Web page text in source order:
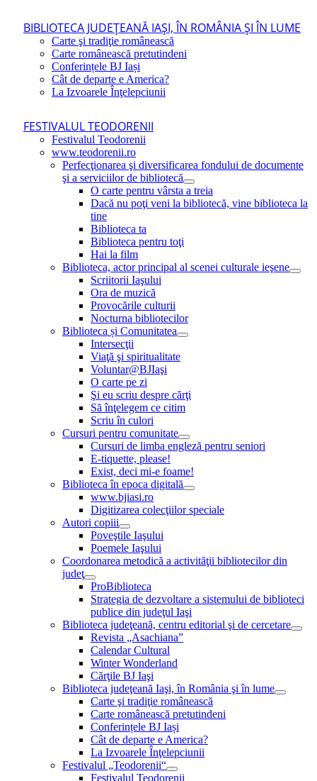
BIBLIOTECA JUDEŢEANĂ IAŞI, ÎN ROMÂNIA ŞI ÎN LUME
Carte şi tradiţie românească
Carte românească pretutindeni
Conferințele BJ Iași
Cât de departe e America?
La Izvoarele Înţelepciunii
FESTIVALUL TEODORENII
Festivalul Teodorenii
www.teodorenii.ro
Perfecţionarea şi diversificarea fondului de documente
şi a serviciilor de bibliotecă
O carte pentru vârsta a treia
Dacă nu poţi veni la bibliotecă, vine biblioteca la
tine
Biblioteca ta
Biblioteca pentru toţi
Hai la film
Biblioteca, actor principal al scenei culturale ieşene
Scriitorii Iaşului
Ora de muzică
Provocările culturii
Nocturna bibliotecilor
Biblioteca și Comunitatea
Intersecţii
Viaţă şi spiritualitate
Voluntar@BJIaşi
O carte pe zi
Şi eu scriu despre cărţi
Să înţelegem ce citim
Scriu în culori
Cursuri pentru comunitate
Cursuri de limba engleză pentru seniori
E-tiquette, please!
Exist, deci mi-e foame!
Biblioteca în epoca digitală
www.bjiasi.ro
Digitizarea colecţiilor speciale
Autori copiii
Poveştile Iaşului
Poemele Iaşului
Coordonarea metodică a activităţii bibliotecilor din
judeţ
ProBiblioteca
Strategia de dezvoltare a sistemului de biblioteci
publice din judeţul Iaşi
Biblioteca judeţeană, centru editorial şi de cercetare
Revista „Asachiana”
Calendar Cultural
Winter Wonderland
Cărţile BJ Iaşi
Biblioteca judeţeană Iaşi, în România şi în lume
Carte şi tradiţie românească
Carte românească pretutindeni
Conferințele BJ Iași
Cât de departe e America?
La Izvoarele Înţelepciunii
Festivalul „Teodorenii“
Festivalul Teodorenii